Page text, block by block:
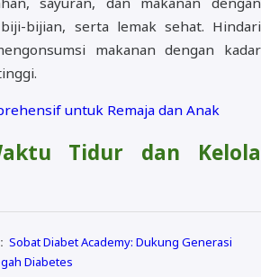
bijian, serta lemak sehat. Hindari
makanan dengan kadar
untuk Remaja dan Anak
Tidur dan Kelola
Sobat Diabet Academy: Dukung Generasi
Diabetes